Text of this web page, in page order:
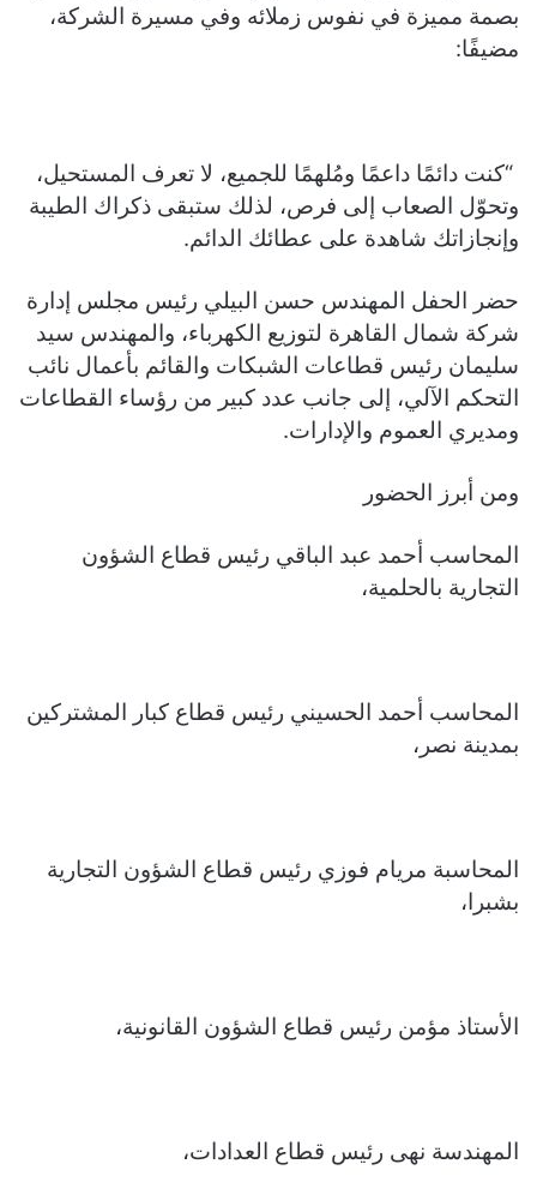
بصمة مميزة في نفوس زملائه وفي مسيرة الشركة،
مضيفًا:
“كنت دائمًا داعمًا ومُلهمًا للجميع، لا تعرف المستحيل،
وتحوّل الصعاب إلى فرص، لذلك ستبقى ذكراك الطيبة
وإنجازاتك شاهدة على عطائك الدائم.
حضر الحفل المهندس حسن البيلي رئيس مجلس إدارة
شركة شمال القاهرة لتوزيع الكهرباء، والمهندس سيد
سليمان رئيس قطاعات الشبكات والقائم بأعمال نائب
التحكم الآلي، إلى جانب عدد كبير من رؤساء القطاعات
ومديري العموم والإدارات.
ومن أبرز الحضور
المحاسب أحمد عبد الباقي رئيس قطاع الشؤون
التجارية بالحلمية،
المحاسب أحمد الحسيني رئيس قطاع كبار المشتركين
بمدينة نصر،
المحاسبة مريام فوزي رئيس قطاع الشؤون التجارية
بشبرا،
الأستاذ مؤمن رئيس قطاع الشؤون القانونية،
المهندسة نهى رئيس قطاع العدادات،